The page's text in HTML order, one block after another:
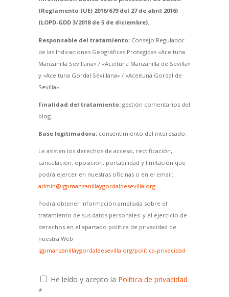
(Reglamento (UE) 2016/679 del 27 de abril 2016)
(LOPD-GDD 3/2018 de 5 de diciembre).
Responsable del tratamiento:Consejo Regulador
de las Indicaciones Geográficas Protegidas «Aceituna
Manzanilla Sevillana» / «Aceituna Manzanilla de Sevilla»
y «Aceituna Gordal Sevillana» / «Aceituna Gordal de
Sevilla».
Finalidad del tratamiento:gestión comentarios del
blog.
Base legitimadora:consentimiento del interesado.
Le asisten los derechos de acceso, rectificación,
cancelación, oposición, portabilidad y limitación que
podrá ejercer en nuestras oficinas o en el email:
admin@igpmanzanillaygordaldesevilla.org
Podrá obtener información ampliada sobre el
tratamiento de sus datos personales y el ejercicio de
derechos en el apartado política de privacidad de
nuestra Web
igpmanzanillaygordaldesevilla.org/politica-privacidad
He leído y acepto la Política de privacidad
*